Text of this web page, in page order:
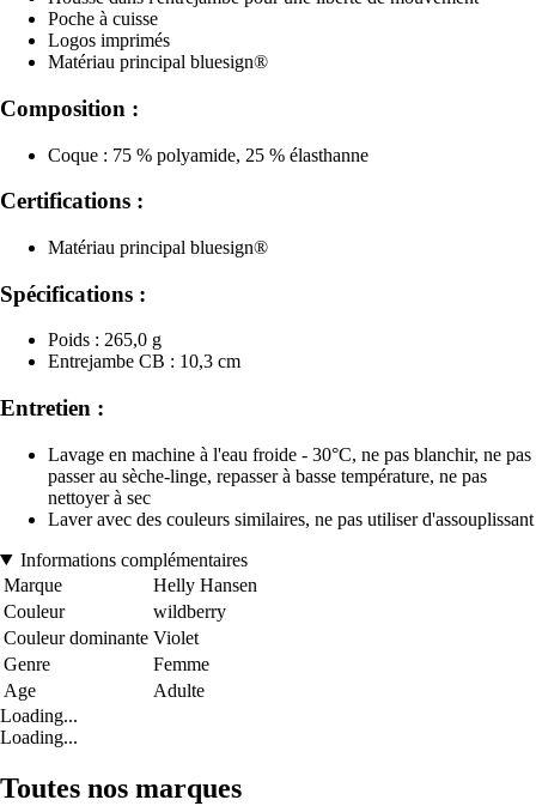
Poche à cuisse
Logos imprimés
Matériau principal bluesign®
Composition :
Coque : 75 % polyamide, 25 % élasthanne
Certifications :
Matériau principal bluesign®
Spécifications :
Poids : 265,0 g
Entrejambe CB : 10,3 cm
Entretien :
Lavage en machine à l'eau froide - 30°C, ne pas blanchir, ne pas
passer au sèche-linge, repasser à basse température, ne pas
nettoyer à sec
Laver avec des couleurs similaires, ne pas utiliser d'assouplissant
Informations complémentaires
Marque
Helly Hansen
Couleur
wildberry
Couleur dominante Violet
Genre
Femme
Age
Adulte
Loading...
Loading...
Toutes nos marques